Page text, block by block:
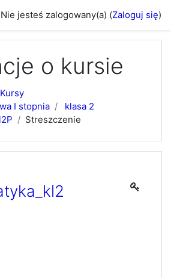
Nie jesteś zalogowany(a) (Zaloguj się)
o kursie
Kursy
I stopnia
klasa 2
Streszczenie